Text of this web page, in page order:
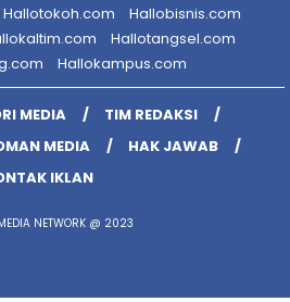
Hallotokoh.com
Hallobisnis.com
Hallotangsel.com
Hallokampus.com
MEDIA
TIM REDAKSI
MEDIA
HAK JAWAB
IKLAN
NETWORK @ 2023